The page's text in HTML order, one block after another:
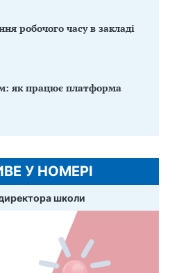
робочого часу в закладі
як працює платформа
У НОМЕРІ
школи